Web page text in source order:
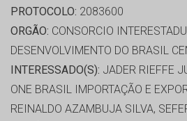
PROTOCOLO: 2083600
ORGÃO: CONSORCIO
DESENVOLVIMENTO DO BRASIL
INTERESSADO(S): JADER RIEFFE
ONE BRASIL IMPORTAÇÃO E
REINALDO AZAMBUJA SILVA,